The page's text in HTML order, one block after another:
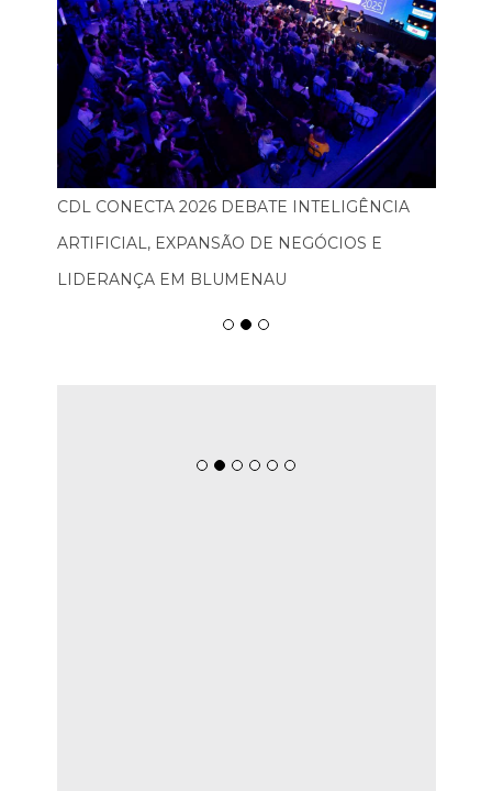
CDL CONECTA 2026 DEBATE INTELIGÊNCIA
ARTIFICIAL, EXPANSÃO DE NEGÓCIOS E
LIDERANÇA EM BLUMENAU